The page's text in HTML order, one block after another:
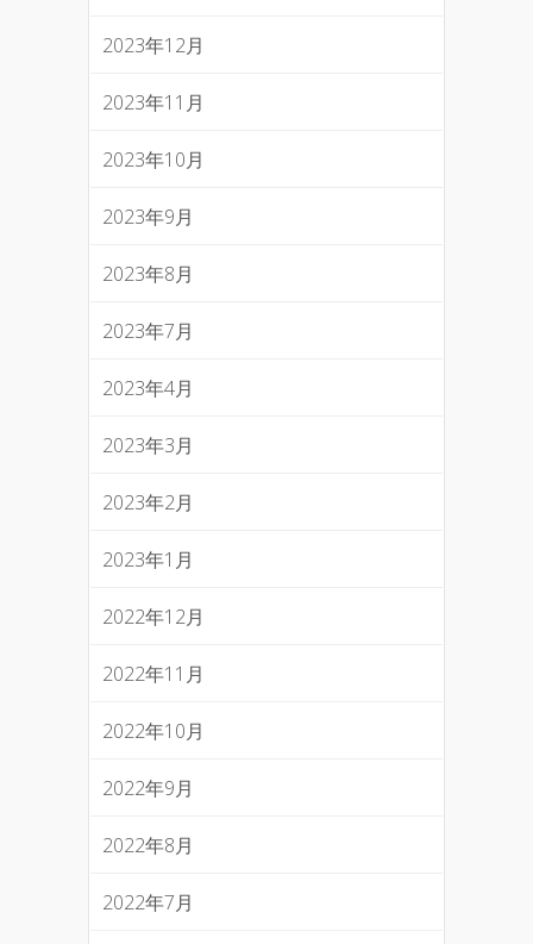
2023年12月
2023年11月
2023年10月
2023年9月
2023年8月
2023年7月
2023年4月
2023年3月
2023年2月
2023年1月
2022年12月
2022年11月
2022年10月
2022年9月
2022年8月
2022年7月